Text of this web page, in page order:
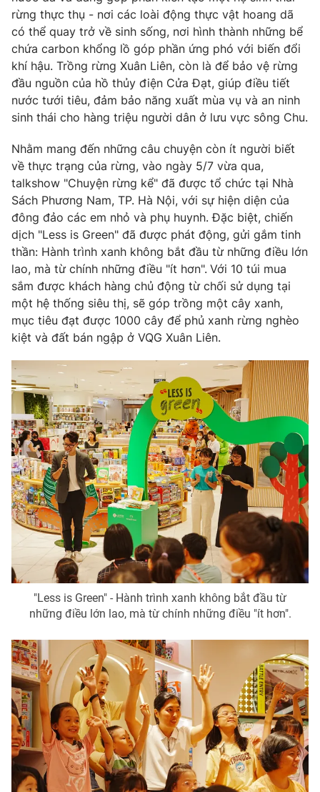
Liên hệ quảng cáo:024-7300.7108
® Cấm sao chép dưới mọi hình thức nếu không có sự chấp
thuận bằng văn bản. Ghi rõ nguồn VTV.vn khi phát hành lại
thông tin từ website này.
rừng thực thụ - nơi các loài động thực vật hoang dã
có thể quay trở về sinh sống, nơi hình thành những bể
chứa carbon khổng lồ góp phần ứng phó với biến đổi
khí hậu. Trồng rừng Xuân Liên, còn là để bảo vệ rừng
đầu nguồn của hồ thủy điện Cửa Đạt, giúp điều tiết
nước tưới tiêu, đảm bảo năng xuất mùa vụ và an ninh
sinh thái cho hàng triệu người dân ở lưu vực sông Chu.
Nhằm mang đến những câu chuyện còn ít người biết
về thực trạng của rừng, vào ngày 5/7 vừa qua,
talkshow "Chuyện rừng kể" đã được tổ chức tại Nhà
Sách Phương Nam, TP. Hà Nội, với sự hiện diện của
đông đảo các em nhỏ và phụ huynh. Đặc biệt, chiến
dịch "Less is Green" đã được phát động, gửi gắm tinh
thần: Hành trình xanh không bắt đầu từ những điều lớn
lao, mà từ chính những điều "ít hơn". Với 10 túi mua
sắm được khách hàng chủ động từ chối sử dụng tại
một hệ thống siêu thị, sẽ góp trồng một cây xanh,
mục tiêu đạt được 1000 cây để phủ xanh rừng nghèo
kiệt và đất bán ngập ở VQG Xuân Liên.
"Less is Green" - Hành trình xanh không bắt đầu từ
những điều lớn lao, mà từ chính những điều "ít hơn".